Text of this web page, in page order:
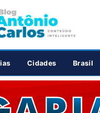
Cidades Brasil
PUBLICIDADE